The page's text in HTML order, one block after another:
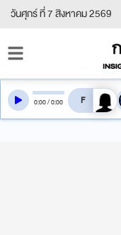
วันศุกร์ ที่ 7 สิงหาคม 2569
0:00/0:00 สลับเสี